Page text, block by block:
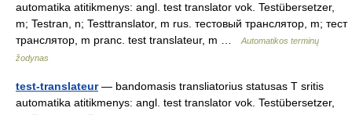
automatika atitikmenys: angl. test translator vok. Testübersetzer,
m; Testran, n; Testtranslator, m rus. тестовый транслятор, m; тест
транслятор, m pranc. test translateur, m …
Automatikos terminų
žodynas
test-translateur— bandomasis transliatorius statusas T sritis
automatika atitikmenys: angl. test translator vok. Testübersetzer,